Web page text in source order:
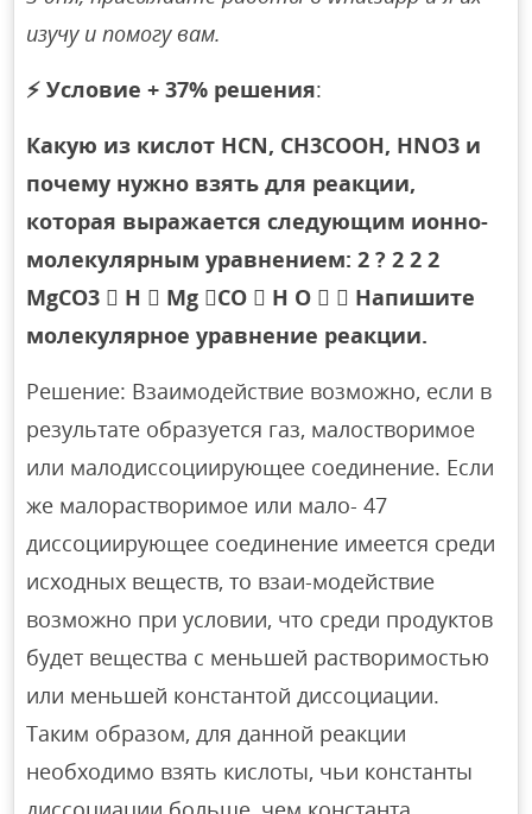
изучу и помогу вам.
⚡ Условие + 37% решения:
Какую из кислот HCN, CH3COOH, HNO3 и
почему нужно взять для реакции,
которая выражается следующим ионно-
молекулярным уравнением: 2 ? 2 2 2
MgCO3  H  Mg CO  H O   Напишите
молекулярное уравнение реакции.
Решение: Взаимодействие возможно, если в
результате образуется газ, малостворимое
или малодиссоциирующее соединение. Если
же малорастворимое или мало- 47
диссоциирующее соединение имеется среди
исходных веществ, то взаи-модействие
возможно при условии, что среди продуктов
будет вещества с меньшей растворимостью
или меньшей константой диссоциации.
Таким образом, для данной реакции
необходимо взять кислоты, чьи константы